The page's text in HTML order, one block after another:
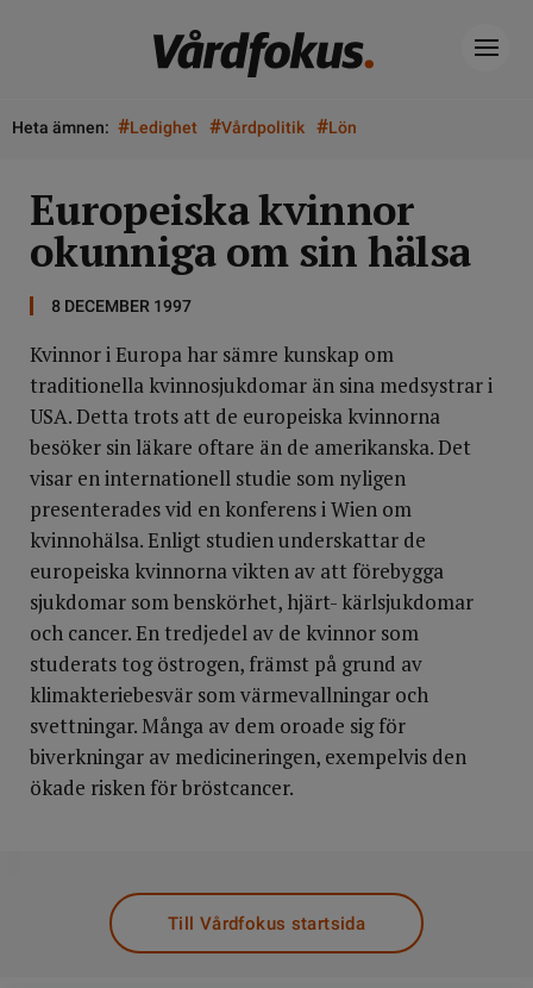
Heta ämnen: #Ledighet #Vårdpolitik #Lön
Europeiska kvinnor
okunniga om sin hälsa
8 DECEMBER 1997
Kvinnor i Europa har sämre kunskap om
traditionella kvinnosjukdomar än sina medsystrar i
USA. Detta trots att de europeiska kvinnorna
besöker sin läkare oftare än de amerikanska. Det
visar en internationell studie som nyligen
presenterades vid en konferens i Wien om
kvinnohälsa. Enligt studien underskattar de
europeiska kvinnorna vikten av att förebygga
sjukdomar som benskörhet, hjärt- kärlsjukdomar
och cancer. En tredjedel av de kvinnor som
studerats tog östrogen, främst på grund av
klimakteriebesvär som värmevallningar och
svettningar. Många av dem oroade sig för
biverkningar av medicineringen, exempelvis den
ökade risken för bröstcancer.
Till Vårdfokus startsida